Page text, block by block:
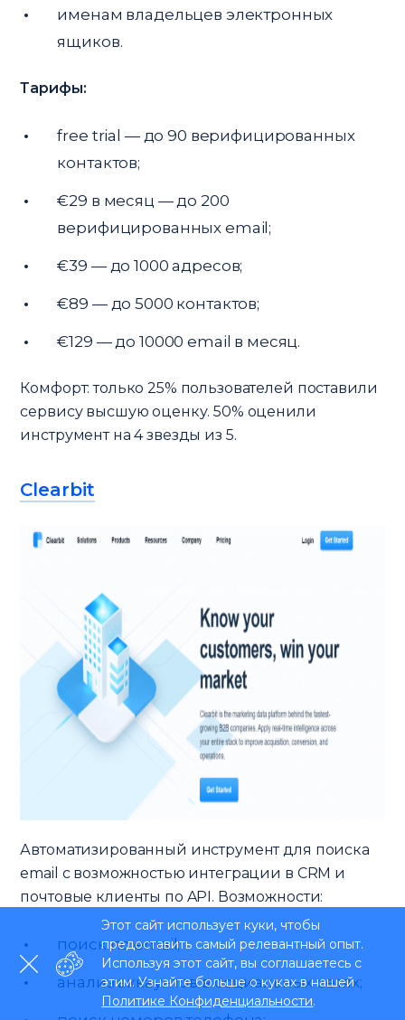
именам владельцев электронных
ящиков.
Тарифы:
free trial — до 90 верифицированных
контактов;
€29 в месяц — до 200
верифицированных email;
€39 — до 1000 адресов;
€89 — до 5000 контактов;
€129 — до 10000 email в месяц.
Комфорт: только 25% пользователей поставили
сервису высшую оценку. 50% оценили
инструмент на 4 звезды из 5.
Clearbit
Автоматизированный инструмент для поиска
email с возможностью интеграции в CRM и
почтовые клиенты по API. Возможности:
поиск по email;
анализ аккаунтов в социальных сетях;
Этот сайт использует куки, чтобы
предоставить самый релевантный опыт.
Используя этот сайт, вы соглашаетесь с
этим. Узнайте больше о куках в нашей
Политике Конфиденциальности.